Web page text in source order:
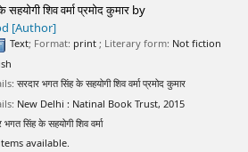
शिव वर्मा प्रमोद कुमार by
[Author]
Text; Format: print; Literary form: Not fiction
सरदार भगत सिंह के सहयोगी शिव वर्मा प्रमोद कुमार
New Delhi : Natinal Book Trust, 2015
भगत सिंह के सहयोगी शिव वर्मा
available.